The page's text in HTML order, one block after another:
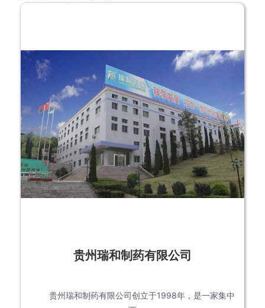
贵州瑞和制药有限公司
贵州瑞和制药有限公司创立于1998年，是一家集中